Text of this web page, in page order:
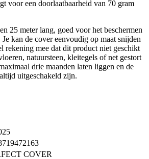
voor een doorlaatbaarheid van 70 gram
25 meter lang, goed voor het beschermen
kan de cover eenvoudig op maat snijden
rekening mee dat dit product niet geschikt
natuursteen, kleitegels of net gestort
drie maanden laten liggen en de
uitgeschakeld zijn.
COVER